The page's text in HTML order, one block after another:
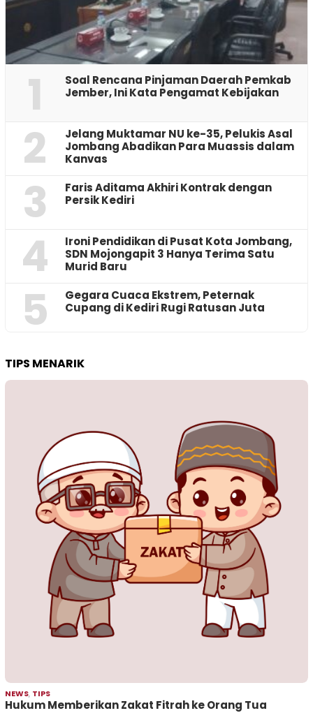
1
‎Soal Rencana Pinjaman Daerah Pemkab
Jember, Ini Kata Pengamat Kebijakan ‎
2
Jelang Muktamar NU ke-35, Pelukis Asal
Jombang Abadikan Para Muassis dalam
Kanvas
3
Faris Aditama Akhiri Kontrak dengan
Persik Kediri
4
Ironi Pendidikan di Pusat Kota Jombang,
SDN Mojongapit 3 Hanya Terima Satu
Murid Baru
5
‎Gegara Cuaca Ekstrem, Peternak
Cupang di Kediri Rugi Ratusan Juta
TIPS MENARIK
NEWS, TIPS
Hukum Memberikan Zakat Fitrah ke Orang Tua